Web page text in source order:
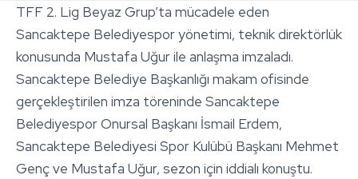
TFF 2. Lig Beyaz Grup’ta mücadele eden
Sancaktepe Belediyespor yönetimi, teknik direktörlük
konusunda Mustafa Uğur ile anlaşma imzaladı.
Sancaktepe Belediye Başkanlığı makam ofisinde
gerçekleştirilen imza töreninde Sancaktepe
Belediyespor Onursal Başkanı İsmail Erdem,
Sancaktepe Belediyesi Spor Kulübü Başkanı Mehmet
Genç ve Mustafa Uğur, sezon için iddialı konuştu.